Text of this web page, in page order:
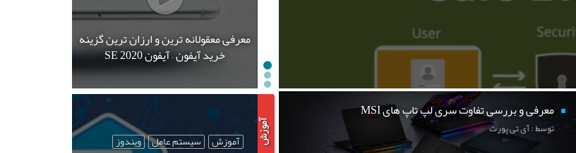
معرفی و بررسی تفاوت سری لپ تاپ های MSI
توسط : آی تی پورت
معرفی معقولانه ترین و ارزان ترین گزینه
خرید آیفون – آیفون SE 2020
آموزش سیستم عامل ویندوز